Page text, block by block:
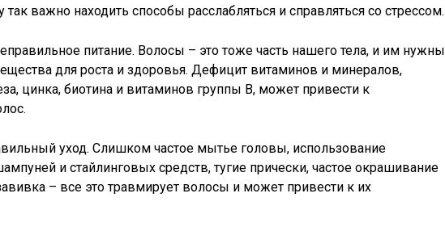
так важно находить способы расслабляться и справляться со стрессом.
питание. Волосы – это тоже часть нашего тела, и им нужны
для роста и здоровья. Дефицит витаминов и минералов,
цинка, биотина и витаминов группы B, может привести к
уход. Слишком частое мытье головы, использование
и стайлинговых средств, тугие прически, частое окрашивание
– все это травмирует волосы и может привести к их